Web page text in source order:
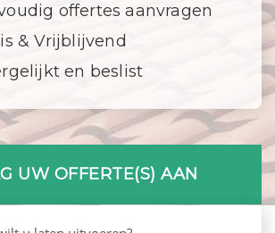
offertes aanvragen
& Vrijblijvend
en beslist
UW OFFERTE(S) AAN